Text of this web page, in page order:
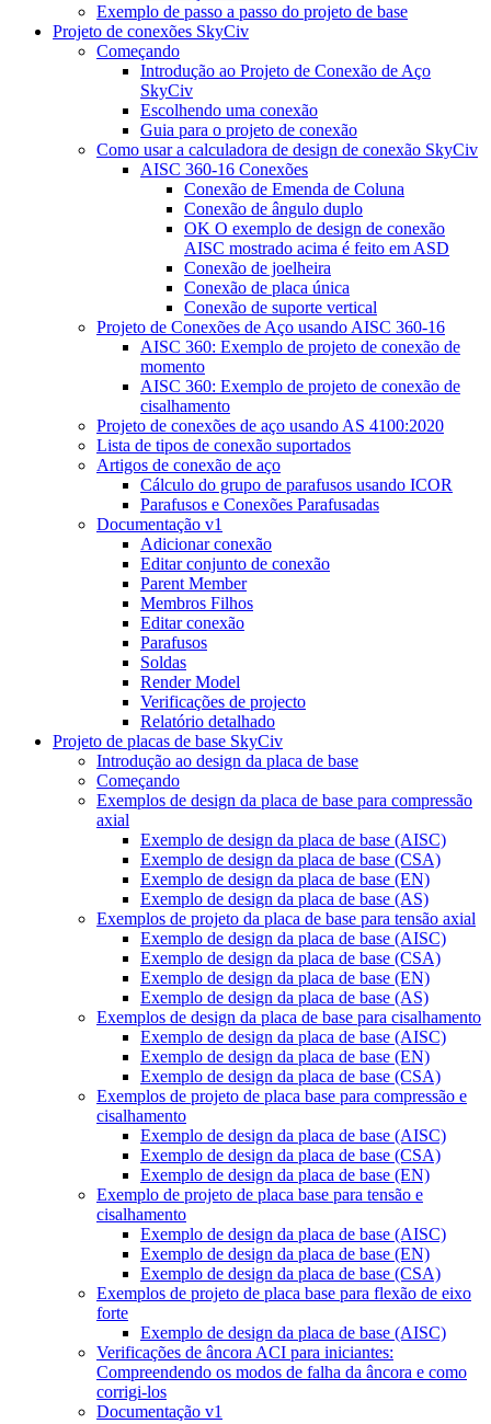
Exemplo de passo a passo do projeto de base
Projeto de conexões SkyCiv
Começando
Introdução ao Projeto de Conexão de Aço
SkyCiv
Escolhendo uma conexão
Guia para o projeto de conexão
Como usar a calculadora de design de conexão SkyCiv
AISC 360-16 Conexões
Conexão de Emenda de Coluna
Conexão de ângulo duplo
OK O exemplo de design de conexão
AISC mostrado acima é feito em ASD
Conexão de joelheira
Conexão de placa única
Conexão de suporte vertical
Projeto de Conexões de Aço usando AISC 360-16
AISC 360: Exemplo de projeto de conexão de
momento
AISC 360: Exemplo de projeto de conexão de
cisalhamento
Projeto de conexões de aço usando AS 4100:2020
Lista de tipos de conexão suportados
Artigos de conexão de aço
Cálculo do grupo de parafusos usando ICOR
Parafusos e Conexões Parafusadas
Documentação v1
Adicionar conexão
Editar conjunto de conexão
Parent Member
Membros Filhos
Editar conexão
Parafusos
Soldas
Render Model
Verificações de projecto
Relatório detalhado
Projeto de placas de base SkyCiv
Introdução ao design da placa de base
Começando
Exemplos de design da placa de base para compressão
axial
Exemplo de design da placa de base (AISC)
Exemplo de design da placa de base (CSA)
Exemplo de design da placa de base (EN)
Exemplo de design da placa de base (AS)
Exemplos de projeto da placa de base para tensão axial
Exemplo de design da placa de base (AISC)
Exemplo de design da placa de base (CSA)
Exemplo de design da placa de base (EN)
Exemplo de design da placa de base (AS)
Exemplos de design da placa de base para cisalhamento
Exemplo de design da placa de base (AISC)
Exemplo de design da placa de base (EN)
Exemplo de design da placa de base (CSA)
Exemplos de projeto de placa base para compressão e
cisalhamento
Exemplo de design da placa de base (AISC)
Exemplo de design da placa de base (CSA)
Exemplo de design da placa de base (EN)
Exemplo de projeto de placa base para tensão e
cisalhamento
Exemplo de design da placa de base (AISC)
Exemplo de design da placa de base (EN)
Exemplo de design da placa de base (CSA)
Exemplos de projeto de placa base para flexão de eixo
forte
Exemplo de design da placa de base (AISC)
Verificações de âncora ACI para iniciantes:
Compreendendo os modos de falha da âncora e como
corrigi-los
Documentação v1